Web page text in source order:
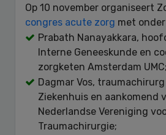
Op 10 november organiseert
congres acute zorg met
Prabath Nanayakkara,
Interne Geneeskunde en
zorgketen Amsterdam UMC;
Dagmar Vos,
Ziekenhuis en aankomend
Nederlandse Vereniging
Traumachirurgie;